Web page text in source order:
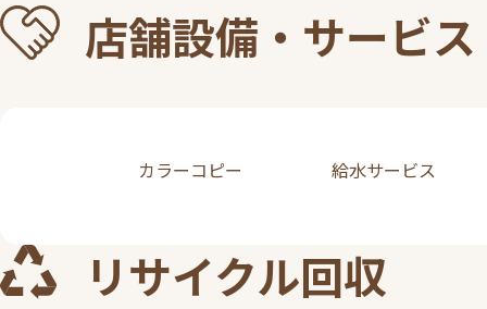
店舗設備・サービス
カラーコピー 給水サービス
リサイクル回収